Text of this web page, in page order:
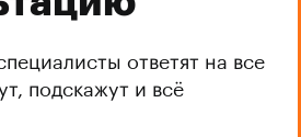
ответят на все
подскажут и всё